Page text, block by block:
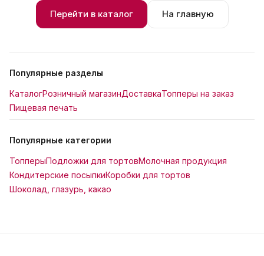
Перейти в каталог На главную
Популярные разделы
КаталогРозничный магазинДоставкаТопперы на заказ
Пищевая печать
Популярные категории
ТопперыПодложки для тортовМолочная продукция
Кондитерские посыпкиКоробки для тортов
Шоколад, глазурь, какао